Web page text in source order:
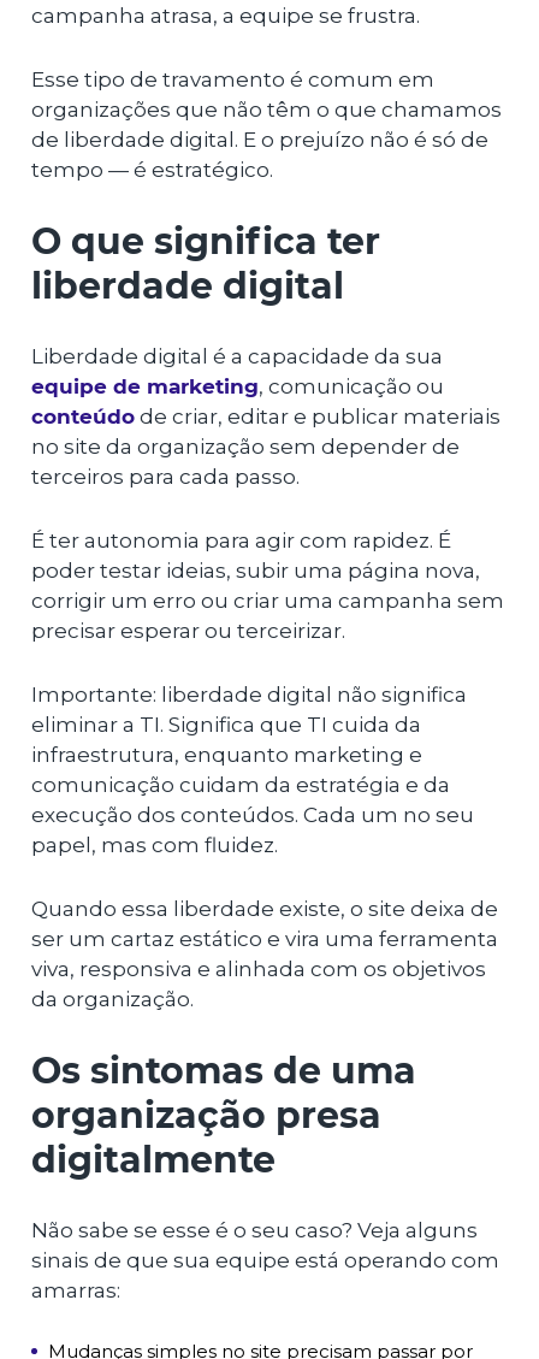
campanha atrasa, a equipe se frustra.
Esse tipo de travamento é comum em
organizações que não têm o que chamamos
de liberdade digital. E o prejuízo não é só de
tempo — é estratégico.
O que significa ter
liberdade digital
Liberdade digital é a capacidade da sua
equipe de marketing, comunicação ou
conteúdo de criar, editar e publicar materiais
no site da organização sem depender de
terceiros para cada passo.
É ter autonomia para agir com rapidez. É
poder testar ideias, subir uma página nova,
corrigir um erro ou criar uma campanha sem
precisar esperar ou terceirizar.
Importante: liberdade digital não significa
eliminar a TI. Significa que TI cuida da
infraestrutura, enquanto marketing e
comunicação cuidam da estratégia e da
execução dos conteúdos. Cada um no seu
papel, mas com fluidez.
Quando essa liberdade existe, o site deixa de
ser um cartaz estático e vira uma ferramenta
viva, responsiva e alinhada com os objetivos
da organização.
Os sintomas de uma
organização presa
digitalmente
Não sabe se esse é o seu caso? Veja alguns
sinais de que sua equipe está operando com
amarras:
Mudanças simples no site precisam passar por